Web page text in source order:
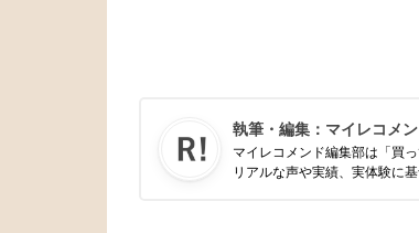
執筆・編集： マイレコメ
マイレコメンド編集部は「買
リアルな声や実績、実体験に